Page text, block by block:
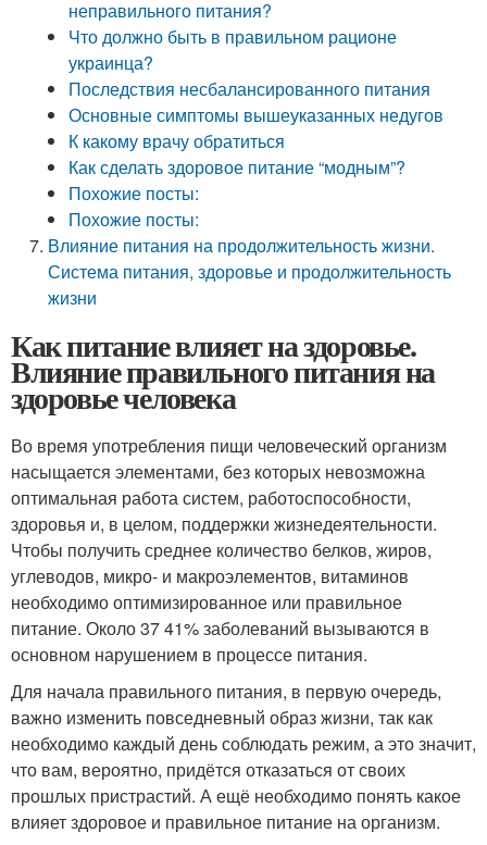
неправильного питания?
Что должно быть в правильном рационе
украинца?
Последствия несбалансированного питания
Основные симптомы вышеуказанных недугов
К какому врачу обратиться
Как сделать здоровое питание “модным”?
Похожие посты:
Похожие посты:
Влияние питания на продолжительность жизни.
Система питания, здоровье и продолжительность
жизни
Как питание влияет на здоровье.
Влияние правильного питания на
здоровье человека
Во время употребления пищи человеческий организм
насыщается элементами, без которых невозможна
оптимальная работа систем, работоспособности,
здоровья и, в целом, поддержки жизнедеятельности.
Чтобы получить среднее количество белков, жиров,
углеводов, микро- и макроэлементов, витаминов
необходимо оптимизированное или правильное
питание. Около 37 41% заболеваний вызываются в
основном нарушением в процессе питания.
Для начала правильного питания, в первую очередь,
важно изменить повседневный образ жизни, так как
необходимо каждый день соблюдать режим, а это значит,
что вам, вероятно, придётся отказаться от своих
прошлых пристрастий. А ещё необходимо понять какое
влияет здоровое и правильное питание на организм.